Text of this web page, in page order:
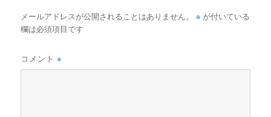
メールアドレスが公開されることはありません。 ※ が付いている
欄は必須項目です
コメント※